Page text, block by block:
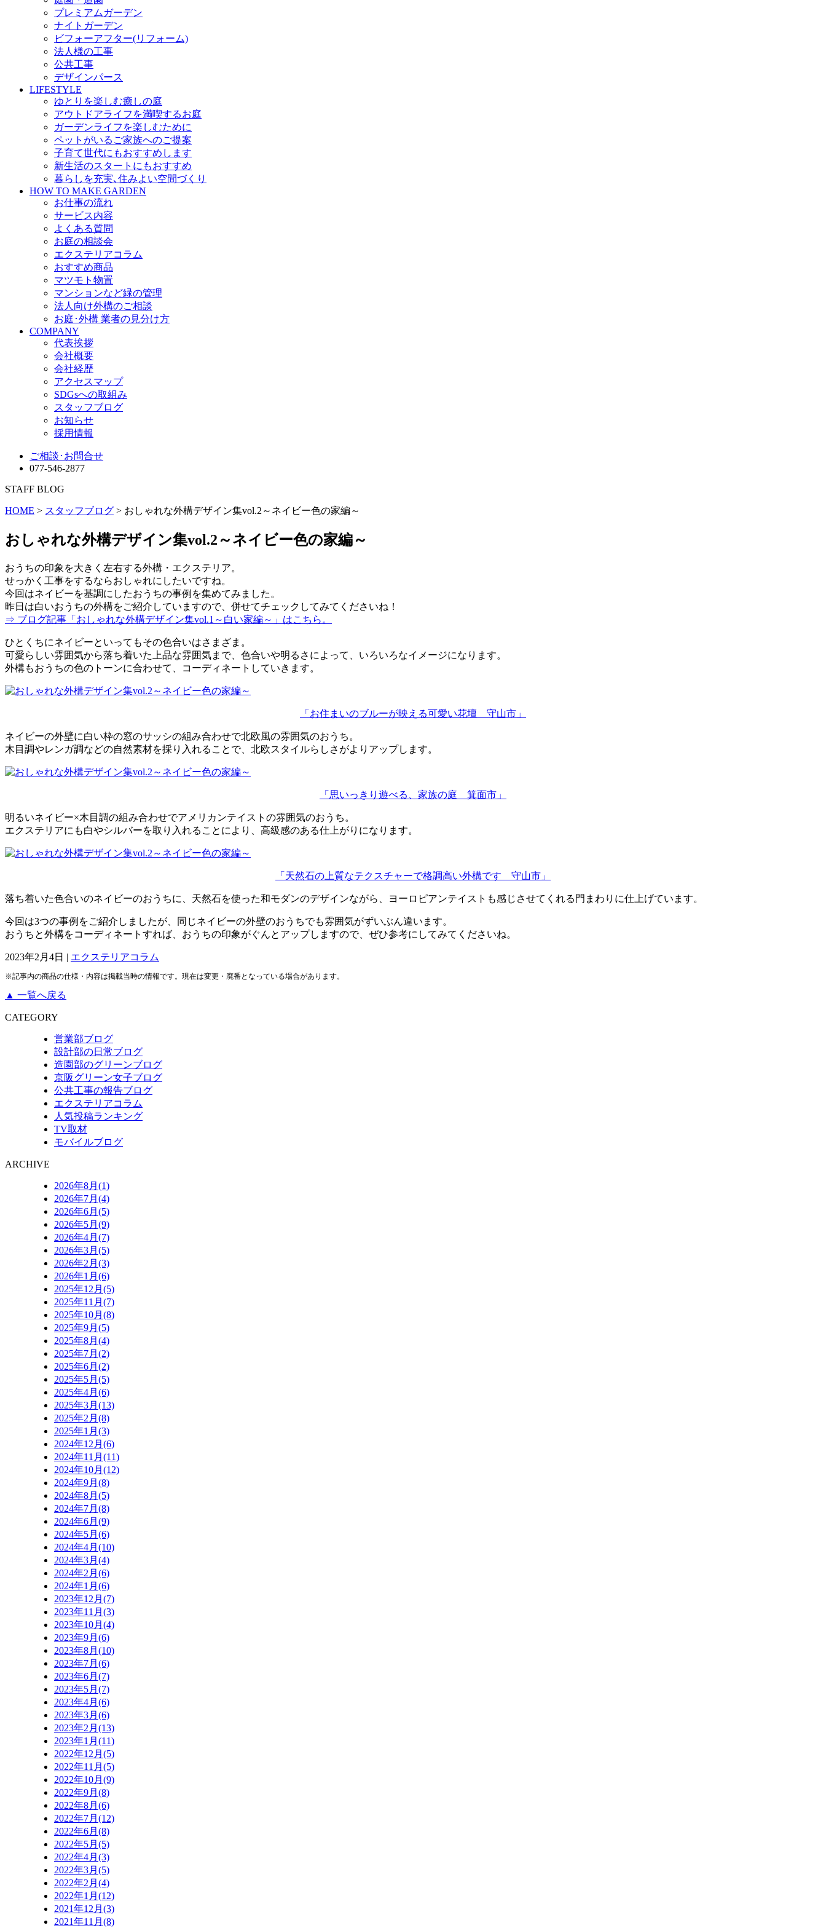
プレミアムガーデン
ナイトガーデン
ビフォーアフター(リフォーム)
法人様の工事
公共工事
デザインパース
LIFESTYLE
ゆとりを楽しむ癒しの庭
アウトドアライフを満喫するお庭
ガーデンライフを楽しむために
ペットがいるご家族へのご提案
子育て世代にもおすすめします
新生活のスタートにもおすすめ
暮らしを充実､住みよい空間づくり
HOW TO MAKE GARDEN
お仕事の流れ
サービス内容
よくある質問
お庭の相談会
エクステリアコラム
おすすめ商品
マツモト物置
マンションなど緑の管理
法人向け外構のご相談
お庭･外構 業者の見分け方
COMPANY
代表挨拶
会社概要
会社経歴
アクセスマップ
SDGsへの取組み
スタッフブログ
お知らせ
採用情報
ご相談･お問合せ
077-546-2877
STAFF BLOG
HOME > スタッフブログ > おしゃれな外構デザイン集vol.2～ネイビー色の家編～
おしゃれな外構デザイン集vol.2～ネイビー色の家編～
おうちの印象を大きく左右する外構・エクステリア。
せっかく工事をするならおしゃれにしたいですね。
今回はネイビーを基調にしたおうちの事例を集めてみました。
昨日は白いおうちの外構をご紹介していますので、併せてチェックしてみてくださいね！
⇒ ブログ記事「おしゃれな外構デザイン集vol.1～白い家編～」はこちら。
ひとくちにネイビーといってもその色合いはさまざま。
可愛らしい雰囲気から落ち着いた上品な雰囲気まで、色合いや明るさによって、いろいろなイメージになります。
外構もおうちの色のトーンに合わせて、コーディネートしていきます。
「お住まいのブルーが映える可愛い花壇 守山市」
ネイビーの外壁に白い枠の窓のサッシの組み合わせで北欧風の雰囲気のおうち。
木目調やレンガ調などの自然素材を採り入れることで、北欧スタイルらしさがよりアップします。
「思いっきり遊べる、家族の庭 箕面市」
明るいネイビー×木目調の組み合わせでアメリカンテイストの雰囲気のおうち。
エクステリアにも白やシルバーを取り入れることにより、高級感のある仕上がりになります。
「天然石の上質なテクスチャーで格調高い外構です 守山市」
落ち着いた色合いのネイビーのおうちに、天然石を使った和モダンのデザインながら、ヨーロピアンテイストも感じさせてくれる門まわりに仕上げています。
今回は3つの事例をご紹介しましたが、同じネイビーの外壁のおうちでも雰囲気がずいぶん違います。
おうちと外構をコーディネートすれば、おうちの印象がぐんとアップしますので、ぜひ参考にしてみてくださいね。
2023年2月4日 | エクステリアコラム
※記事内の商品の仕様・内容は掲載当時の情報です。現在は変更・廃番となっている場合があります。
▲ 一覧へ戻る
CATEGORY
営業部ブログ
設計部の日常ブログ
造園部のグリーンブログ
京阪グリーン女子ブログ
公共工事の報告ブログ
エクステリアコラム
人気投稿ランキング
TV取材
モバイルブログ
ARCHIVE
2026年8月(1)
2026年7月(4)
2026年6月(5)
2026年5月(9)
2026年4月(7)
2026年3月(5)
2026年2月(3)
2026年1月(6)
2025年12月(5)
2025年11月(7)
2025年10月(8)
2025年9月(5)
2025年8月(4)
2025年7月(2)
2025年6月(2)
2025年5月(5)
2025年4月(6)
2025年3月(13)
2025年2月(8)
2025年1月(3)
2024年12月(6)
2024年11月(11)
2024年10月(12)
2024年9月(8)
2024年8月(5)
2024年7月(8)
2024年6月(9)
2024年5月(6)
2024年4月(10)
2024年3月(4)
2024年2月(6)
2024年1月(6)
2023年12月(7)
2023年11月(3)
2023年10月(4)
2023年9月(6)
2023年8月(10)
2023年7月(6)
2023年6月(7)
2023年5月(7)
2023年4月(6)
2023年3月(6)
2023年2月(13)
2023年1月(11)
2022年12月(5)
2022年11月(5)
2022年10月(9)
2022年9月(8)
2022年8月(6)
2022年7月(12)
2022年6月(8)
2022年5月(5)
2022年4月(3)
2022年3月(5)
2022年2月(4)
2022年1月(12)
2021年12月(3)
2021年11月(8)